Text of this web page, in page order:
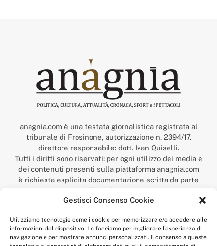
Gestisci Consenso Cookie
Utilizziamo tecnologie come i cookie per memorizzare e/o accedere alle
informazioni del dispositivo. Lo facciamo per migliorare l'esperienza di
navigazione e per mostrare annunci personalizzati. Il consenso a queste
anagnia.com è una testata giornalistica registrata al
tribunale di Frosinone, autorizzazione n. 2394/17.
direttore responsabile: dott. Ivan Quiselli.
Tutti i diritti sono riservati: per ogni utilizzo dei media e
dei contenuti presenti sulla piattaforma anagnia.com
è richiesta esplicita documentazione scritta da parte
della redazione.
“Anagnia” è un marchio registrato presso l’Ufficio Italiano
Economico,
num. registrazione: 302017000014044 del 9 febbraio 2017.
Per contatti:redazione@anagnia.com